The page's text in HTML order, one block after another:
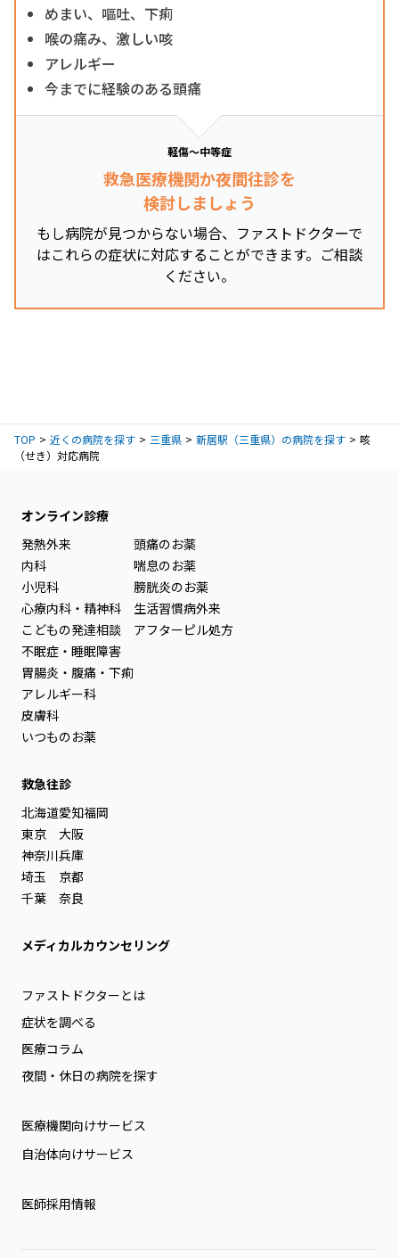
めまい、嘔吐、下痢
喉の痛み、激しい咳
アレルギー
今までに経験のある頭痛
軽傷～中等症
救急医療機関か夜間往診を
検討しましょう
もし病院が見つからない場合、ファストドクターで
はこれらの症状に対応することができます。ご相談
ください。
TOP 近くの病院を探す 三重県 新居駅（三重県）の病院を探す
咳
（せき）対応病院
オンライン診療
発熱外来
内科
小児科
心療内科・精神科
こどもの発達相談
不眠症・睡眠障害
胃腸炎・腹痛・下痢
アレルギー科
皮膚科
いつものお薬
頭痛のお薬
喘息のお薬
膀胱炎のお薬
生活習慣病外来
アフターピル処方
救急往診
北海道
東京
神奈川
埼玉
千葉
愛知
大阪
兵庫
京都
奈良
福岡
メディカルカウンセリング
ファストドクターとは
症状を調べる
医療コラム
夜間・休日の病院を探す
医療機関向けサービス
自治体向けサービス
医師採用情報